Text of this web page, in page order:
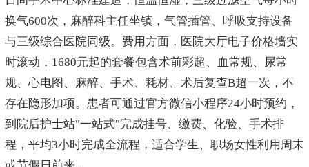
换气600次，麻醉科主任坐镇，气管插管、呼吸支持设备
与三级综合医院同级。费用方面，医院大厅电子价格墙实
时滚动，1680元起的套餐包含术前彩超、血常规、尿常
规、心电图、麻醉、手术、耗材、术后复查B超一次，不
存在隐形加项。患者可通过官方微信小程序24小时预约，
到院后护士站"一站式"完成挂号、缴费、化验、手术排
程，平均3小时完成全流程，适合学生、职场女性利用周末